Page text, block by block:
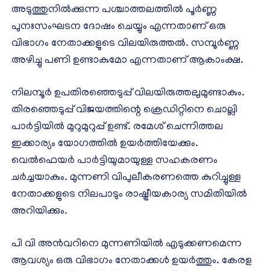
അടുത്തുനില്‍ക്കുന്ന പശ്ചാത്തലത്തില്‍ പൂര്‍ണ്ണ
പുനഃസംഘടന ദോഷം ചെയ്യും എന്നതാണ് ഒരു
വിഭാഗം നേതാക്കളുടെ വിലയിരുത്തല്‍. സമ്പൂര്‍ണ്ണ
അഴിച്ചു പണി ഉണ്ടാകുമോ എന്നതാണ് ആകാംക്ഷ.
നിലമ്പൂര്‍ ഉപതിരഞ്ഞെടുപ്പ് വിലയിരുത്തലുമുണ്ടാകും.
തിരഞ്ഞെടുപ്പ് വിജയത്തിന്റെ ക്രെഡിറ്റിനെ ചൊല്ലി
പാര്‍ട്ടിയില്‍ മുറുമുറുപ്പ് ഉണ്ട്. രമേശ് ചെന്നിത്തല
ഇക്കാര്യം യോഗത്തില്‍ ഉയര്‍ത്തിയേക്കും.
വെല്‍ഫെയര്‍ പാര്‍ട്ടിയുമായുള്ള സഹകരണം
ചര്‍ച്ചയാകും. മുന്നണി വിപുലീകരണത്തെ കുറിച്ചുള്ള
നേതാക്കളുടെ നിലപാടും രാഷ്ട്രീയകാര്യ സമിതിയില്‍
അറിയിക്കും.
പി വി അന്‍വറിനെ മുന്നണിയില്‍ എടുക്കണമെന്ന
ആവശ്യം ഒരു വിഭാഗം നേതാക്കള്‍ ഉയര്‍ത്തും. കേരള